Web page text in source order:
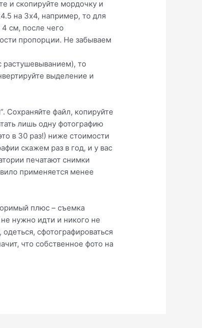
и скопируйте мордочку и
на 3х4, например, то для
см, после чего
пропорции. Не забываем
растушевыванием), то
выделение и
Сохраняйте файл, копируйте
лишь одну фотографию
в 30 раз!) ниже стоимости
скажем раз в год, и у вас
печатают снимки
применяется менее
плюс – съемка
нужно идти и никого не
сфотографироваться
что собственное фото на